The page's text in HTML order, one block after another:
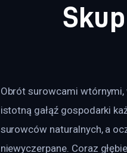
Obrót surowcami
istotną gałąź gospodarki
surowców naturalnych, a
niewyczerpane. Coraz